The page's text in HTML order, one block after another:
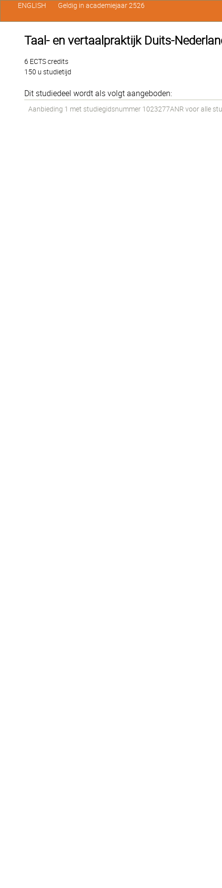
Taal- en vertaalpraktijk Duits-
6 ECTS credits
150 u studietijd
Dit studiedeel wordt als volgt aangeboden:
Aanbieding 1 met studiegidsnummer 1023277ANR voor alle
ENGLISH Geldig in academiejaar 2526